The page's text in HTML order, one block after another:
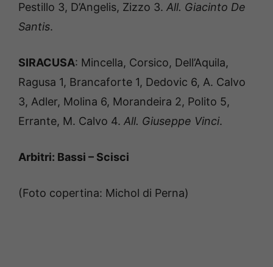
Pestillo 3, D’Angelis, Zizzo 3. All. Giacinto De
Santis.
SIRACUSA: Mincella, Corsico, Dell’Aquila,
Ragusa 1, Brancaforte 1, Dedovic 6, A. Calvo
3, Adler, Molina 6, Morandeira 2, Polito 5,
Errante, M. Calvo 4. All. Giuseppe Vinci.
Arbitri: Bassi – Scisci
(Foto copertina: Michol di Perna)